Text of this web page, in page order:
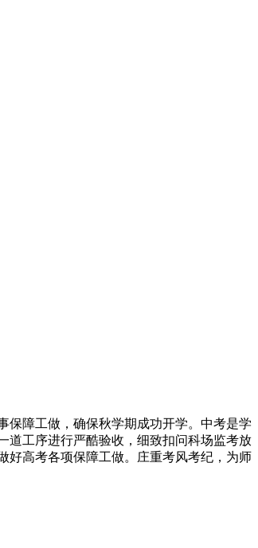
障工做，确保秋学期成功开学。中考是学
道工序进行严酷验收，细致扣问科场监考放
好高考各项保障工做。庄重考风考纪，为师